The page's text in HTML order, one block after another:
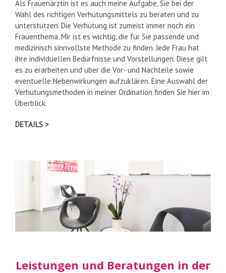
Als Frauenärztin ist es auch meine Aufgabe, Sie bei der
Wahl des richtigen Verhütungsmittels zu beraten und zu
unterstützen. Die Verhütung ist zumeist immer noch ein
Frauenthema. Mir ist es wichtig, die für Sie passende und
medizinisch sinnvollste Methode zu finden. Jede Frau hat
ihre individuellen Bedürfnisse und Vorstellungen. Diese gilt
es zu erarbeiten und über die Vor- und Nachteile sowie
eventuelle Nebenwirkungen aufzuklären. Eine Auswahl der
Verhütungsmethoden in meiner Ordination finden Sie hier im
Überblick.
DETAILS >
Leistungen und Beratungen in der